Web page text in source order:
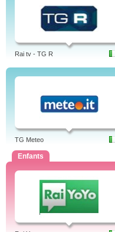
Rai tv - TG R
TG Meteo
Enfants